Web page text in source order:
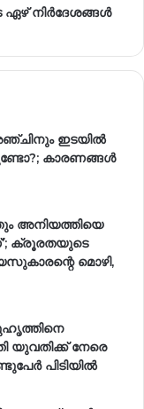
നിര്‍ദേശങ്ങള്‍
ഇടയിൽ
കാരണങ്ങള്‍
അനിയത്തിയെ
ക്രൂരതയുടെ
മൊഴി,
യുവതിക്ക് നേരെ
പിടിയിൽ